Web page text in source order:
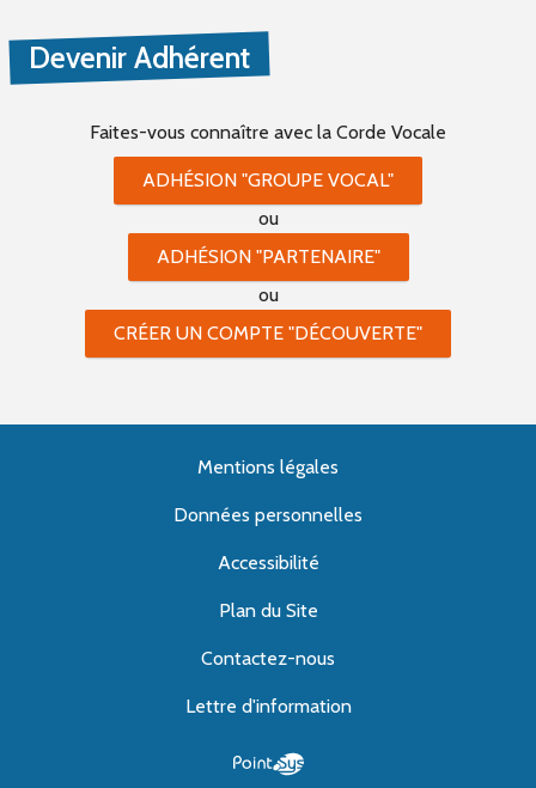
Devenir Adhérent
Faites-vous connaître avec la Corde Vocale
ADHÉSION "GROUPE VOCAL"
ou
ADHÉSION "PARTENAIRE"
ou
CRÉER UN COMPTE "DÉCOUVERTE"
Mentions légales
Données personnelles
Accessibilité
Plan du Site
Contactez-nous
Lettre d'information